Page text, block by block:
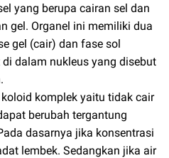
yang berupa cairan sel dan
gel. Organel ini memiliki dua
gel (cair) dan fase sol
dalam nukleus yang disebut
komplek yaitu tidak cair
berubah tergantung
dasarnya jika konsentrasi
lembek. Sedangkan jika air